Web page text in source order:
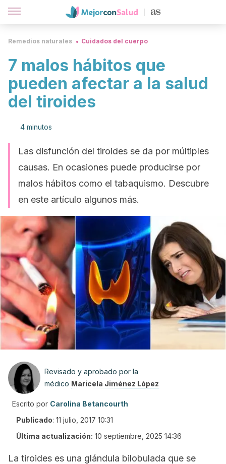
Remedios naturales Cuidados del cuerpo
7 malos hábitos que
pueden afectar a la salud
del tiroides
4 minutos
Las disfunción del tiroides se da por múltiples
causas. En ocasiones puede producirse por
malos hábitos como el tabaquismo. Descubre
en este artículo algunos más.
Revisado y aprobado por la
médico Maricela Jiménez López
Escrito por Carolina Betancourth
Publicado: 11 julio, 2017 10:31
Última actualización: 10 septiembre, 2025 14:36
La tiroides es una glándula bilobulada que se